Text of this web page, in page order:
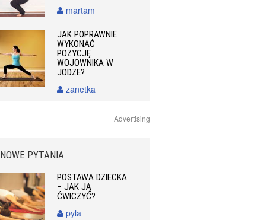
martam
JAK POPRAWNIE
WYKONAĆ
POZYCJĘ
WOJOWNIKA W
JODZE?
zanetka
Advertising
NOWE PYTANIA
POSTAWA DZIECKA
– JAK JĄ
ĆWICZYĆ?
pyla